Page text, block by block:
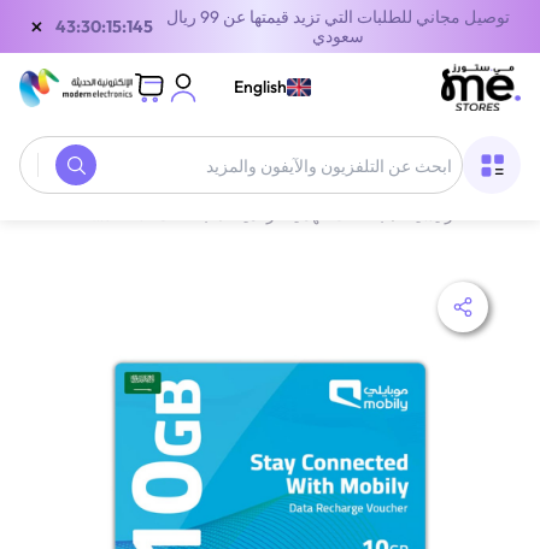
توصيل مجاني للطلبات التي تزيد قيمتها عن 99 ريال
سعودي
43:30:15:145
×
English